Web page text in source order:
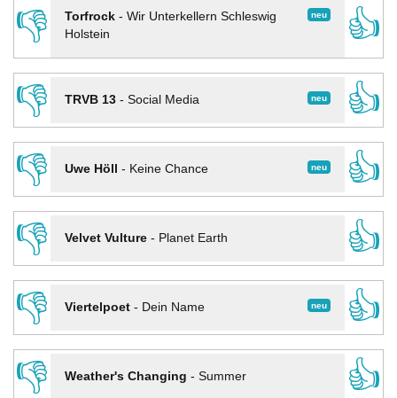
👎
neu
Torfrock- Wir Unterkellern Schleswig
Holstein
👍
👎
neu
TRVB 13- Social Media
👍
👎
neu
Uwe Höll - Keine Chance
👍
👎
Velvet Vulture- Planet Earth
👍
👎
neu
Viertelpoet- Dein Name
👍
👎
Weather's Changing - Summer
👍